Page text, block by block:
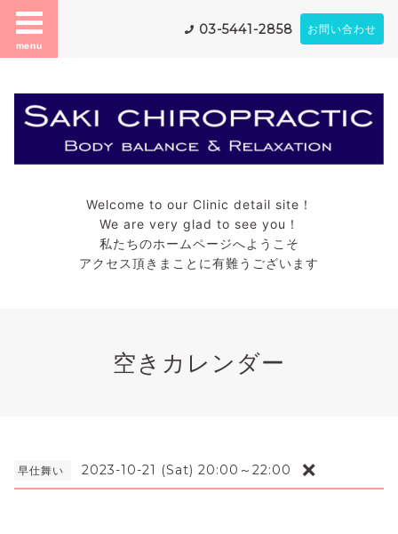
menu
03-5441-2858 お問い合わせ
Welcome to our Clinic detail site！
We are very glad to see you！
私たちのホームページへようこそ
アクセス頂きまことに有難うございます
空きカレンダー
早仕舞い 2023-10-21 (Sat) 20:00～22:00 ❌